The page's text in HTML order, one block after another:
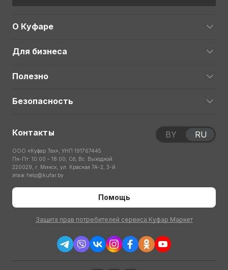
О Куфаре
Для бизнеса
Полезно
Безопасность
Контакты
ООО «Куфар Тех», УНП 191767445
Пн-Пт: 10:00 – 18:00; Сб, Вс: Выходной
220029, г. Минск, ул. Красная 7А-2, 3-й
этаж help@kufar.by
Помощь
Защита прав потребителей сервиса Куфар Маркет
BY RU